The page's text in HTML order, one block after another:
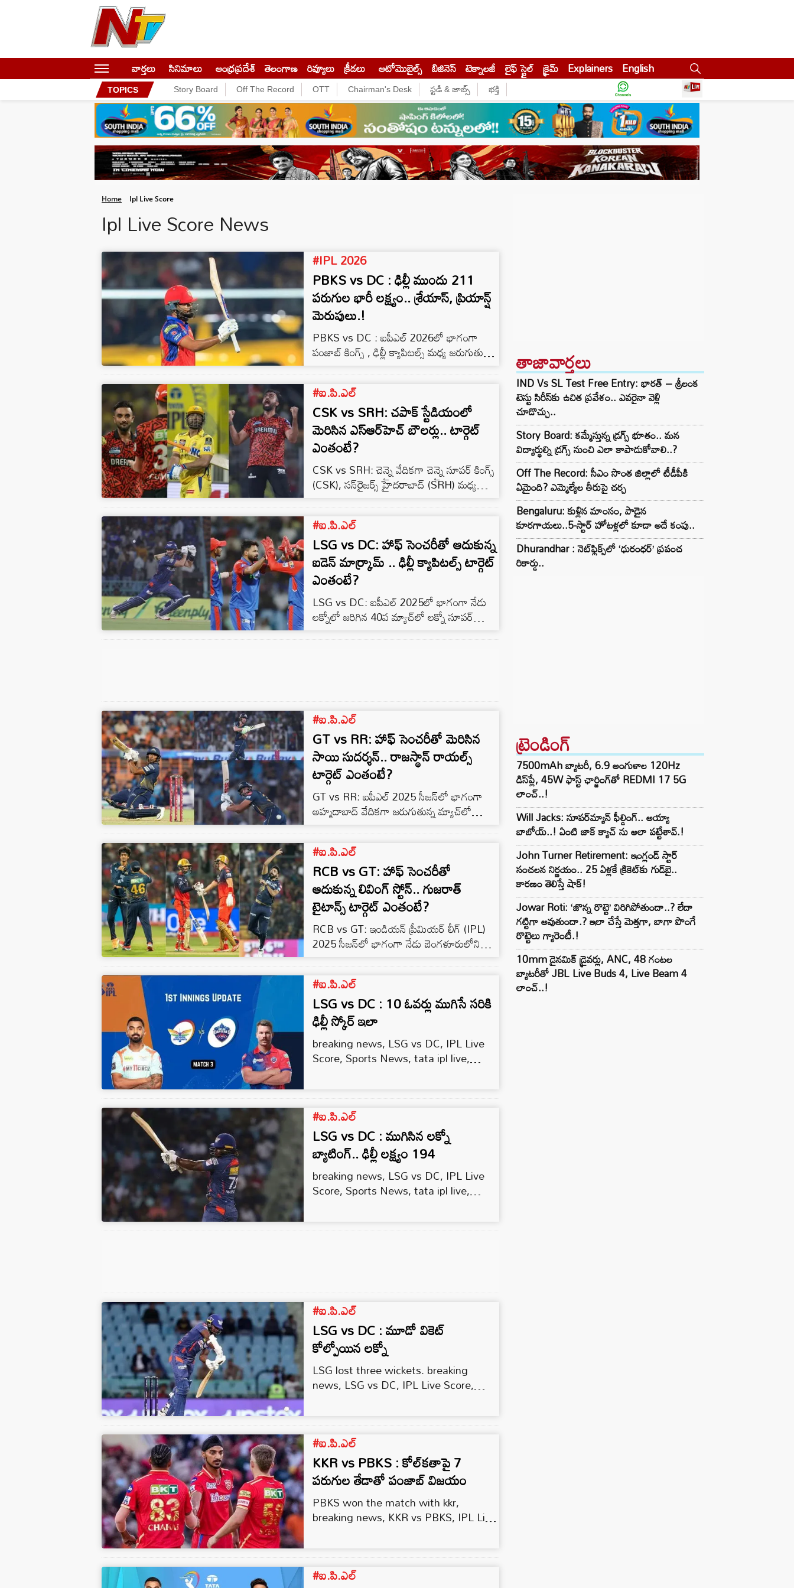
వార్తలు సినిమాలు ఆంధ్రప్రదేశ్ తెలంగాణ రివ్యూలు క్రీడలు ఆటోమొబైల్స్ బిజినెస్‌ టెక్నాలజీ లైఫ్ స్టైల్ క్రైమ్ Explainers English
TOPICS Story Board Off The Record OTT Chairman's Desk స్టడీ & జాబ్స్ భక్తి
Home Ipl Live Score
Ipl Live Score News
#IPL 2026
PBKS vs DC : ఢిల్లీ ముందు 211
పరుగుల భారీ లక్ష్యం.. శ్రేయాస్, ప్రియాన్ష్
మెరుపులు.!
PBKS vs DC : ఐపీఎల్ 2026లో భాగంగా
పంజాబ్ కింగ్స్ , ఢిల్లీ క్యాపిటల్స్ మధ్య జరుగుతున్న
ఉత్కంఠభరిత పోరులో పంజాబ్ బ్యాటర్లు
శివతాండవం ఆడారు. నిర్ణీత 20 ఓవర్లలో 5 వికెట్ల
నష్టానికి 210 పరుగులు చేసిన పంజాబ్, ఢిల్లీ
ముందు 211 పరుగుల భారీ లక్ష్యాన్ని ఉంచింది.
ధర్మశాల పిచ్‌పై బౌలర్లకు కొంత సహకారం
ఉన్నప్పటికీ, పంజాబ్ బ్యాటర్లు అద్భుతమైన
హిట్టింగ్‌తో స్కోరు బోర్డును పరుగులు పెట్టించారు.
టాస్ ఓడి బ్యాటింగ్‌కు దిగిన…
#ఐ.పి.ఎల్
CSK vs SRH: చపాక్ స్టేడియంలో
మెరిసిన ఎస్‌ఆర్‌హెచ్ బౌలర్లు.. టార్గెట్
ఎంతంటే?
CSK vs SRH: చెన్నై వేదికగా చెన్నై సూపర్ కింగ్స్
(CSK), సన్‌రైజర్స్ హైదరాబాద్ (SRH) మధ్య
బౌలింగ్ ఎంచుకుంది. ఫలితంగా బ్యాటింగ్
మొదలుపెట్టిన చెన్నై సూపర్ కింగ్స్ నిర్ణీత 20 ఓవర్లు
పూర్తికాక ముందే 19.5 ఓవర్లలో 154 పరుగులకే
ఆలౌట్ అయింది. చెన్నై జట్టు చివరి 5 ఓవర్లలో
కేవలం 30 పరుగులకే 4 వికెట్లు కోల్పోవడంతో..
తక్కువ స్కోరుకే పరిమితమైంది. అటు SRH…
#ఐ.పి.ఎల్
LSG vs DC: హాఫ్ సెంచరీతో ఆదుకున్న
ఐడెన్ మార్క్రామ్ .. ఢిల్లీ క్యాపిటల్స్ టార్గెట్
ఎంతంటే?
LSG vs DC: ఐపీఎల్ 2025లో భాగంగా నేడు
లక్నోలో జరిగిన 40వ మ్యాచ్‌లో లక్నో సూపర్
ఓవర్లలో 6 వికెట్ల నష్టానికి 159 పరుగులు చేసింది.
పరుగులకే పరిమితం చేసాడు. ఇక LSG బ్యాటింగ్
విషయానికి వస్తే.. ఒపెనర్లు ఆకట్టుకోగా, తర్వాతి
బ్యాట్స్‌మెన్ అంతగా…
#ఐ.పి.ఎల్
GT vs RR: హాఫ్ సెంచరీతో మెరిసిన
సాయి సుదర్శన్.. రాజస్థాన్ రాయల్స్
టార్గెట్ ఎంతంటే?
GT vs RR: ఐపీఎల్ 2025 సీజన్‌లో భాగంగా
అహ్మదాబాద్ వేదికగా జరుగుతున్న మ్యాచ్‌లో
బ్యాటింగ్ చేసిన గుజరాత్ జట్టు నిర్ణీత 20 ఓవర్లలో 6
వికెట్లు కోల్పోయి 217 పరుగులు చేసింది. రాజస్థాన్
రాయల్స్ కెప్టెన్ సంజూ శాంసన్ టాస్ గెలిచి ఫీల్డింగ్
ఎంచుకోగా, గుజరాత్ బ్యాటర్ల మెరుపు ఇన్నింగ్స్‌తో
భారీ స్కోరు నమోదు చేయగలిగింది. గుజరాత్
ఇన్నింగ్స్‌లో సాయి సుదర్శన్ 53 బంతుల్లో 8…
#ఐ.పి.ఎల్
RCB vs GT: హాఫ్ సెంచరీతో
ఆదుకున్న లివింగ్ స్టోన్.. గుజరాత్
టైటాన్స్ టార్గెట్ ఎంతంటే?
RCB vs GT: ఇండియన్ ప్రీమియర్ లీగ్ (IPL)
2025 సీజన్‌లో భాగంగా నేడు బెంగళూరులోని
బెంగళూరు (RCB), గుజరాత్ టైటాన్స్ (GT) జట్ల
మధ్య మ్యాచ్ జరుగుతోంది. టాస్ గెలిచిన గుజరాత్
టైటాన్స్ బౌలింగ్ ఎంచుకుంది. మొదట బ్యాటింగ్
చేసిన బెంగళూరు జట్టు నిర్ణీత 20 ఓవర్లలో 8 వికెట్లు
కోల్పోయి 169 పరుగులు చేసింది. ఇక మ్యాచ్
విషయానికి వస్తే.. బెంగళూరు జట్టు బ్యాటింగ్‌లో
ఆదిలోనే కీలక వికెట్లు…
#ఐ.పి.ఎల్
LSG vs DC : 10 ఓవర్లు ముగిసే సరికి
ఢిల్లీ స్కోర్‌ ఇలా
breaking news, LSG vs DC, IPL Live
Score, Sports News, tata ipl live,
#ఐ.పి.ఎల్
LSG vs DC : ముగిసిన లక్నో
బ్యాటింగ్‌.. ఢిల్లీ లక్ష్యం 194
breaking news, LSG vs DC, IPL Live
Score, Sports News, tata ipl live,
#ఐ.పి.ఎల్
LSG vs DC : మూడో వికెట్‌
కోల్పోయిన లక్నో
LSG lost three wickets. breaking
news, LSG vs DC, IPL Live Score,
#ఐ.పి.ఎల్
KKR vs PBKS : కోల్‌క‌తాపై 7
ప‌రుగుల తేడాతో పంజాబ్ విజ‌యం
PBKS won the match with kkr,
breaking news, KKR vs PBKS, IPL Live
#ఐ.పి.ఎల్
తాజావార్తలు
IND Vs SL Test Free Entry: భారత్ – శ్రీలంక
టెస్టు సిరీస్‌కు ఉచిత ప్రవేశం.. ఎవరైనా వెళ్లి
చూడొచ్చు..
Story Board: కమ్మేస్తున్న డ్రగ్స్ భూతం.. మన
విద్యార్థుల్ని డ్రగ్స్ నుంచి ఎలా కాపాడుకోవాలి..?
Off The Record: సీఎం సొంత జిల్లాలో టీడీపీకి
ఏమైంది? ఎమ్మెల్యేల తీరుపై చర్చ
Bengaluru: కుళ్లిన మాంసం, పాడైన
కూరగాయలు..5-స్టార్ హోటళ్లలో కూడా అదే కంపు..
Dhurandhar : నెట్‌ఫ్లిక్స్‌లో ‘ధురంధర్’ ప్రపంచ
రికార్డు..
ట్రెండింగ్‌
7500mAh బ్యాటరీ, 6.9 అంగుళాల 120Hz
డిస్‌ప్లే, 45W ఫాస్ట్ ఛార్జింగ్‌తో REDMI 17 5G
లాంచ్..!
Will Jacks: సూపర్‌మ్యాన్ ఫీల్డింగ్.. అయ్యా
బాబోయ్..! ఏంటి జాక్ క్యాచ్ ను అలా పట్టేశావ్.!
John Turner Retirement: ఇంగ్లండ్ స్టార్
సంచలన నిర్ణయం.. 25 ఏళ్లకే క్రికెట్‌కు గుడ్‌బై..
కారణం తెలిస్తే షాక్!
Jowar Roti: ‘జొన్న రొట్టె’ విరిగిపోతుందా..? లేదా
గట్టిగా అవుతుందా.? ఇలా చేస్తే మెత్తగా, బాగా పొంగే
రొట్టెలు గ్యారెంటీ.!
10mm డైనమిక్ డ్రైవర్లు, ANC, 48 గంటల
బ్యాటరీతో JBL Live Buds 4, Live Beam 4
లాంచ్..!